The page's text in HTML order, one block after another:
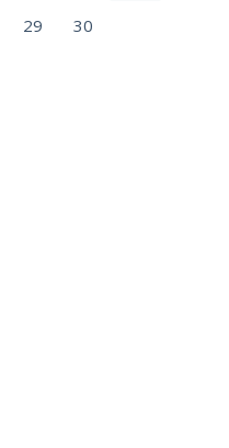
29 30